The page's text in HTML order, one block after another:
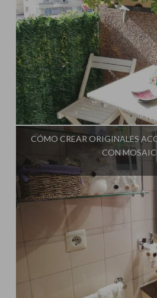
Influencer:El Taller
CÓMO CREAR ORIGINALES
CON
Influencer:El